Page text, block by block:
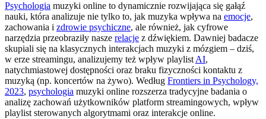
Psychologia muzyki online to dynamicznie rozwijająca się gałąź
nauki, która analizuje nie tylko to, jak muzyka wpływa na emocje,
zachowania i zdrowie psychiczne, ale również, jak cyfrowe
narzędzia przeobraziły nasze relacje z dźwiękiem. Dawniej badacze
skupiali się na klasycznych interakcjach muzyki z mózgiem – dziś,
w erze streamingu, analizujemy też wpływ playlist AI,
natychmiastowej dostępności oraz braku fizyczności kontaktu z
muzyką (np. koncertów na żywo). Według Frontiers in Psychology,
2023, psychologia muzyki online rozszerza tradycyjne badania o
analizę zachowań użytkowników platform streamingowych, wpływ
playlist sterowanych algorytmami oraz interakcje online.